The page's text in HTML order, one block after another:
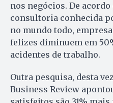
nos negócios. De
consultoria conhecida
no mundo todo,
felizes diminuem em
acidentes de trabalho.
Outra pesquisa, desta
Business Review